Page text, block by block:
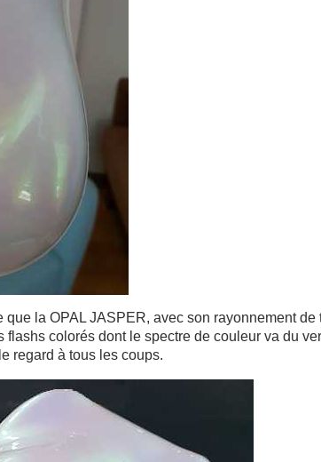
que la OPAL JASPER, avec son rayonnement
flashs colorés dont le spectre de couleur va du
regard à tous les coups.